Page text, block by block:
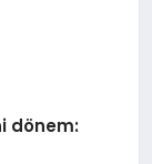
dönem: